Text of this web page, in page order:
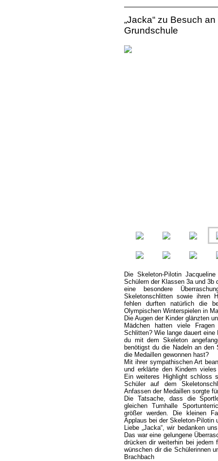
„Jacka“ zu Besuch
Grundschule
Die Skeleton-Pilotin
Schülern der Klassen 3a und 3b
eine besondere
Skeletonschlitten sowie ihren
fehlen durften natürlich die
Olympischen Winterspielen in
Die Augen der Kinder glänzten
Mädchen hatten viele
Schlitten? Wie lange dauert
du mit dem Skeleton
benötigst du die Nadeln an
die Medaillen gewonnen hast?
Mit ihrer sympathischen Art
und erklärte den Kindern
Ein weiteres Highlight schloss
Schüler auf dem
Anfassen der Medaillen sorgte
Die Tatsache, dass die
gleichen Turnhalle
größer werden. Die kleinen
Applaus bei der Skeleton-Pilotin
Liebe „Jacka“, wir bedanken
Das war eine gelungene
drücken dir weiterhin bei jedem
wünschen dir die Schülerinnen
Brachbach